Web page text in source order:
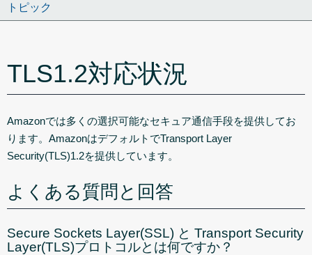
トピック
TLS1.2対応状況
Amazonでは多くの選択可能なセキュア通信手段を提供してお
ります。AmazonはデフォルトでTransport Layer
Security(TLS)1.2を提供しています。
よくある質問と回答
Secure Sockets Layer(SSL) と Transport Security
Layer(TLS)プロトコルとは何ですか？